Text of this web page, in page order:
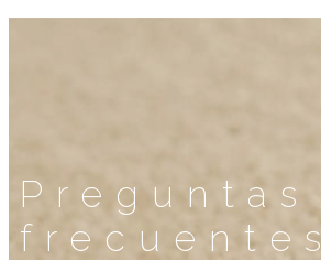
Preguntas
frecuentes